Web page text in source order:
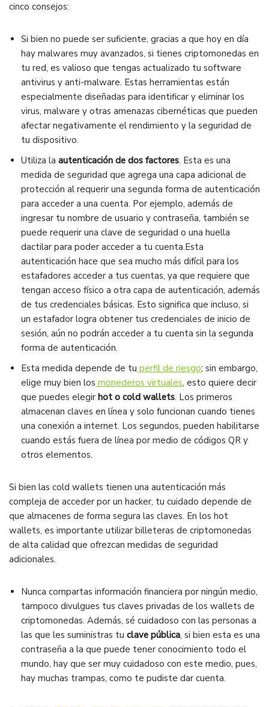
cinco consejos:
Si bien no puede ser suficiente, gracias a que hoy en día
hay malwares muy avanzados, si tienes criptomonedas en
tu red, es valioso que tengas actualizado tu software
antivirus y anti-malware. Estas herramientas están
especialmente diseñadas para identificar y eliminar los
virus, malware y otras amenazas cibernéticas que pueden
afectar negativamente el rendimiento y la seguridad de
tu dispositivo.
Utiliza la autenticación de dos factores. Esta es una
medida de seguridad que agrega una capa adicional de
protección al requerir una segunda forma de autenticación
para acceder a una cuenta. Por ejemplo, además de
ingresar tu nombre de usuario y contraseña, también se
puede requerir una clave de seguridad o una huella
dactilar para poder acceder a tu cuenta.Esta
autenticación hace que sea mucho más difícil para los
estafadores acceder a tus cuentas, ya que requiere que
tengan acceso físico a otra capa de autenticación, además
de tus credenciales básicas. Esto significa que incluso, si
un estafador logra obtener tus credenciales de inicio de
sesión, aún no podrán acceder a tu cuenta sin la segunda
forma de autenticación.
Esta medida depende de tu perfil de riesgo; sin embargo,
elige muy bien los monederos virtuales, esto quiere decir
que puedes elegir hot o cold wallets. Los primeros
almacenan claves en línea y solo funcionan cuando tienes
una conexión a internet. Los segundos, pueden habilitarse
cuando estás fuera de línea por medio de códigos QR y
otros elementos.
Si bien las cold wallets tienen una autenticación más
compleja de acceder por un hacker, tu cuidado depende de
que almacenes de forma segura las claves. En los hot
wallets, es importante utilizar billeteras de criptomonedas
de alta calidad que ofrezcan medidas de seguridad
adicionales.
Nunca compartas información financiera por ningún medio,
tampoco divulgues tus claves privadas de los wallets de
criptomonedas. Además, sé cuidadoso con las personas a
las que les suministras tu clave pública, si bien esta es una
contraseña a la que puede tener conocimiento todo el
mundo, hay que ser muy cuidadoso con este medio, pues,
hay muchas trampas, como te pudiste dar cuenta.